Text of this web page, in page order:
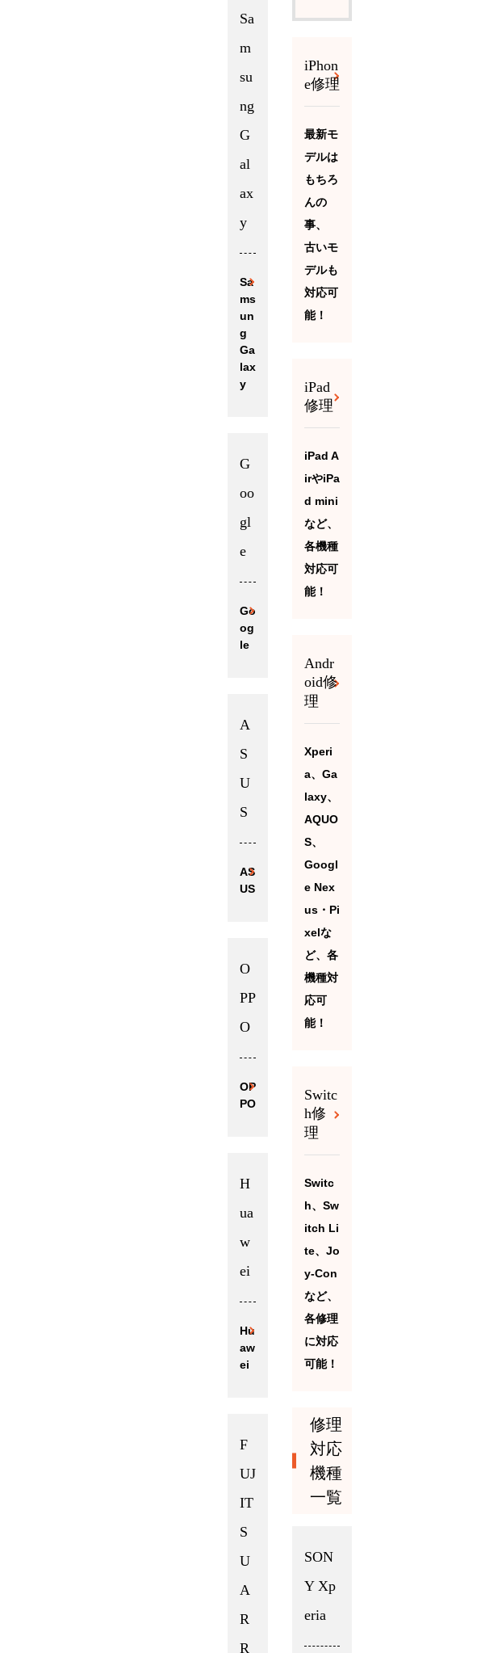
Sa
m
su
ng
G
al
ax
y
Sa
ms
un
g
Ga
lax
y
G
oo
gl
e
Go
og
le
A
S
U
S
AS
US
O
PP
O
OP
PO
H
ua
w
ei
Hu
aw
ei
F
UJ
IT
S
U
A
R
R
iPhon
e修理
最新モ
デルは
もちろ
んの
事、
古いモ
デルも
対応可
能！
iPad
修理
iPad A
irやiPa
d mini
など、
各機種
対応可
能！
Andr
oid修
理
Xperi
a、Ga
laxy、
AQUO
S、
Googl
e Nex
us・Pi
xelな
ど、各
機種対
応可
能！
Switc
h修
理
Switc
h、Sw
itch Li
te、Jo
y-Con
など、
各修理
に対応
可能！
修理
対応
機種
一覧
SON
Y Xp
eria